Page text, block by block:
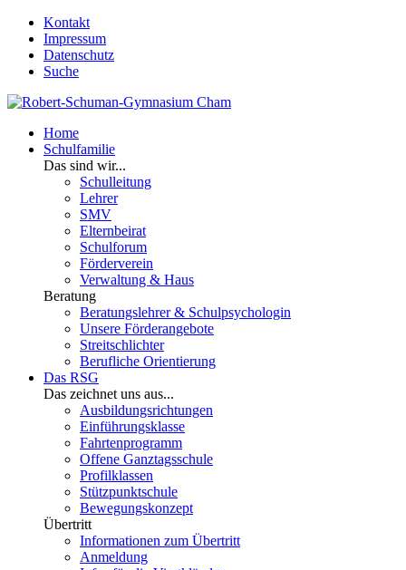
Kontakt
Impressum
Datenschutz
Suche
Home
Schulfamilie
Das sind wir...
Schulleitung
Lehrer
SMV
Elternbeirat
Schulforum
Förderverein
Verwaltung & Haus
Beratung
Beratungslehrer & Schulpsychologin
Unsere Förderangebote
Streitschlichter
Berufliche Orientierung
Das RSG
Das zeichnet uns aus...
Ausbildungsrichtungen
Einführungsklasse
Fahrtenprogramm
Offene Ganztagsschule
Profilklassen
Stützpunktschule
Bewegungskonzept
Übertritt
Informationen zum Übertritt
Anmeldung